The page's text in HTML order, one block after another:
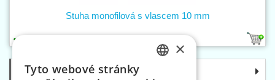
Stuha monofilová s vlascem 10 mm
Kategorie
×
Tyto webové stránky